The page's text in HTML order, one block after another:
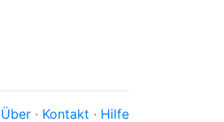
Über · Kontakt · Hilfe